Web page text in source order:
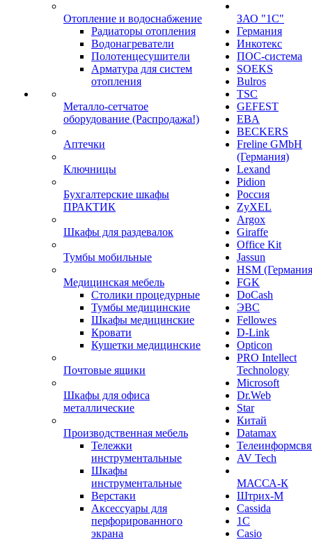
Отопление и водоснабжение
Радиаторы отопления
Водонагреватели
Полотенцесушители
Арматура для систем
отопления
Металло-сетчатое
оборудование (Распродажа!)
Аптечки
Ключницы
Бухгалтерские шкафы
ПРАКТИК
Шкафы для раздевалок
Тумбы мобильные
Медицинская мебель
Столики процедурные
Тумбы медицинские
Шкафы медицинские
Кровати
Кушетки медицинские
Почтовые ящики
Шкафы для офиса
металлические
Производственная мебель
Тележки
инструментальные
Шкафы
инструментальные
Верстаки
Аксессуары для
перфорированного
экрана
ЗАО "1С"
Германия
Инкотекс
ПОС-система
SOEKS
Bulros
TSC
GEFEST
EBA
BECKERS
Freline GMbH
(Германия)
Lexand
Pidion
Россия
ZyXEL
Argox
Giraffe
Office Kit
Jassun
HSM
FGK
DoCash
ЭВС
Fellowes
D-Link
Opticon
PRO Intellect
Technology
Microsoft
Dr.Web
Star
Китай
Datamax
AV Tech
МАССА-К
Штрих-М
Cassida
1С
Casio